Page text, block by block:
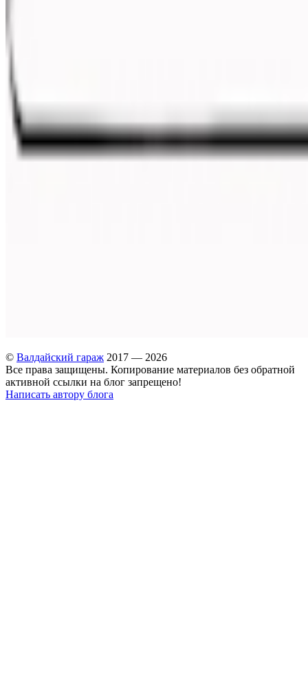
© Валдайский гараж 2017 — 2026
Все права защищены. Копирование материалов без обратной
активной ссылки на блог запрещено!
Написать автору блога